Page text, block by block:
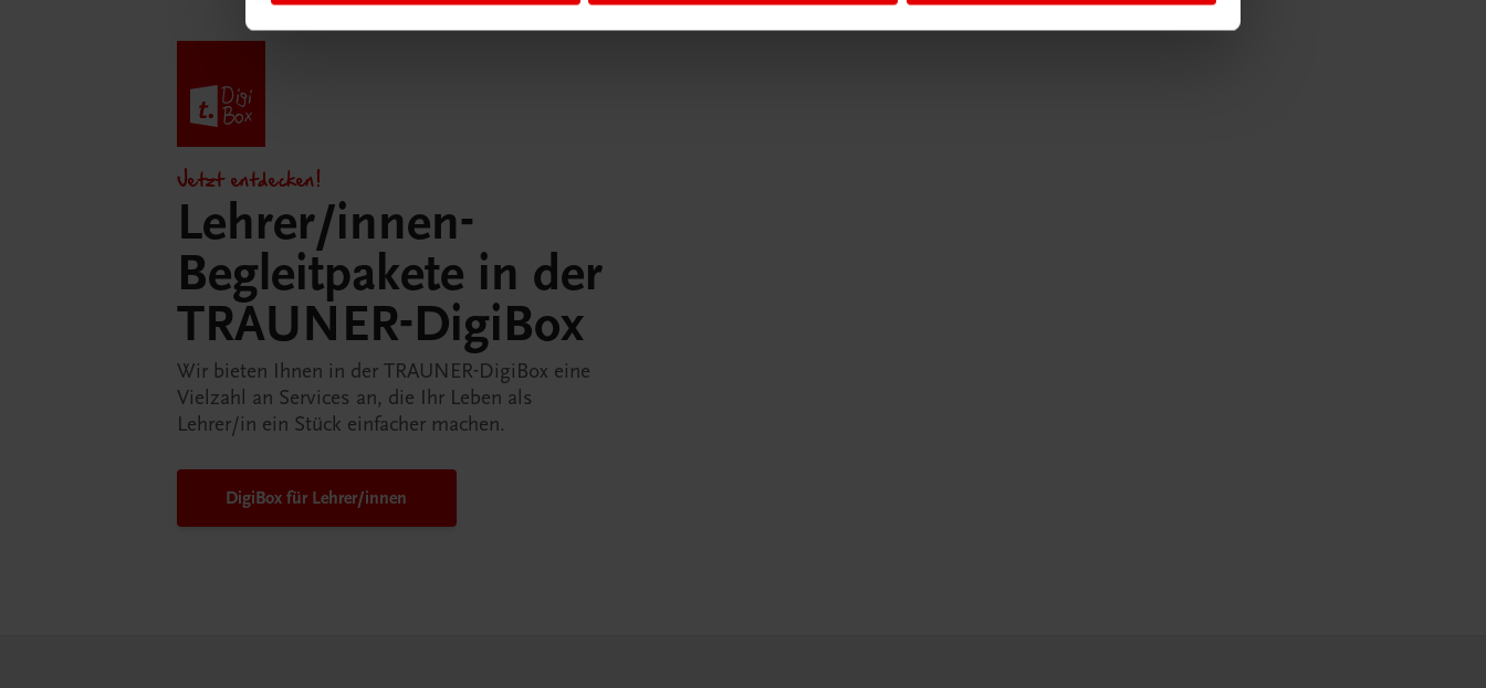
Jetzt entdecken!
Lehrer/innen-
Begleitpakete in der
TRAUNER-DigiBox
Wir bieten Ihnen in der TRAUNER-DigiBox eine
Vielzahl an Services an, die Ihr Leben als
Lehrer/in ein Stück einfacher machen.
DigiBox für Lehrer/innen